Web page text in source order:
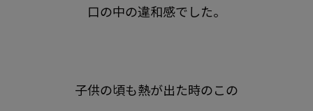
口の中の違和感でした。
子供の頃も熱が出た時のこの